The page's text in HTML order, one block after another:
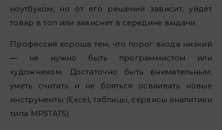
ноутбуком, но от его решений зависит, уйдёт
товар в топ или зависнет в середине выдачи.
Профессия хороша тем, что порог входа низкий
— не нужно быть программистом или
художником. Достаточно быть внимательным,
уметь считать и не бояться осваивать новые
инструменты (Excel, таблицы, сервисы аналитики
типа MPSTATS) .